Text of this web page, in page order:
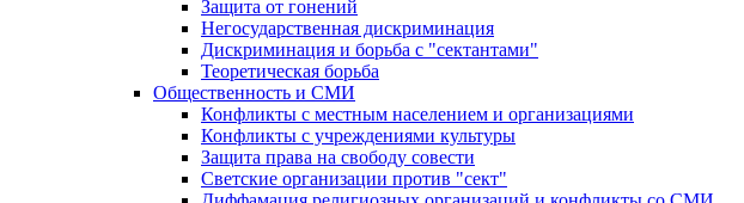
Защита от гонений
Негосударственная дискриминация
Дискриминация и борьба с "сектантами"
Теоретическая борьба
Общественность и СМИ
Конфликты с местным населением и организациями
Конфликты с учреждениями культуры
Защита права на свободу совести
Светские организации против "сект"